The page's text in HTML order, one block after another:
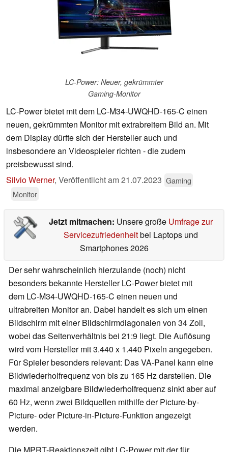
LC-Power: Neuer, gekrümmter
Gaming-Monitor
LC-Power bietet mit dem LC-M34-UWQHD-165-C einen
neuen, gekrümmten Monitor mit extrabreitem Bild an. Mit
dem Display dürfte sich der Hersteller auch und
insbesondere an Videospieler richten - die zudem
preisbewusst sind.
Silvio Werner, Veröffentlicht am21.07.2023 Gaming
Monitor
Jetzt mitmachen: Unsere große Umfrage zur
Servicezufriedenheitbei Laptops und
Smartphones 2026
Der sehr wahrscheinlich hierzulande (noch) nicht
besonders bekannte Hersteller LC-Power bietet mit
dem LC-M34-UWQHD-165-C einen neuen und
ultrabreiten Monitor an. Dabei handelt es sich um einen
Bildschirm mit einer Bildschirmdiagonalen von 34 Zoll,
wobei das Seitenverhältnis bei 21:9 liegt. Die Auflösung
wird vom Hersteller mit 3.440 x 1.440 Pixeln angegeben.
Für Spieler besonders relevant: Das VA-Panel kann eine
Bildwiederholfrequenz von bis zu 165 Hz darstellen. Die
maximal anzeigbare Bildwiederholfrequenz sinkt aber auf
60 Hz, wenn zwei Bildquellen mithilfe der Picture-by-
Picture- oder Picture-in-Picture-Funktion angezeigt
werden.